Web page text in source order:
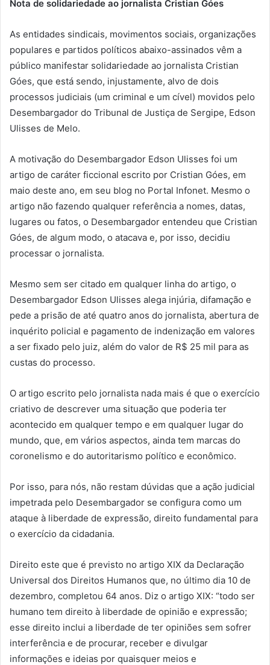
Nota de solidariedade ao jornalista Cristian Góes
As entidades sindicais, movimentos sociais, organizações
populares e partidos políticos abaixo-assinados vêm a
público manifestar solidariedade ao jornalista Cristian
Góes, que está sendo, injustamente, alvo de dois
processos judiciais (um criminal e um cível) movidos pelo
Desembargador do Tribunal de Justiça de Sergipe, Edson
Ulisses de Melo.
A motivação do Desembargador Edson Ulisses foi um
artigo de caráter ficcional escrito por Cristian Góes, em
maio deste ano, em seu blog no Portal Infonet. Mesmo o
artigo não fazendo qualquer referência a nomes, datas,
lugares ou fatos, o Desembargador entendeu que Cristian
Góes, de algum modo, o atacava e, por isso, decidiu
processar o jornalista.
Mesmo sem ser citado em qualquer linha do artigo, o
Desembargador Edson Ulisses alega injúria, difamação e
pede a prisão de até quatro anos do jornalista, abertura de
inquérito policial e pagamento de indenização em valores
a ser fixado pelo juiz, além do valor de R$ 25 mil para as
custas do processo.
O artigo escrito pelo jornalista nada mais é que o exercício
criativo de descrever uma situação que poderia ter
acontecido em qualquer tempo e em qualquer lugar do
mundo, que, em vários aspectos, ainda tem marcas do
coronelismo e do autoritarismo político e econômico.
Por isso, para nós, não restam dúvidas que a ação judicial
impetrada pelo Desembargador se configura como um
ataque à liberdade de expressão, direito fundamental para
o exercício da cidadania.
Direito este que é previsto no artigo XIX da Declaração
Universal dos Direitos Humanos que, no último dia 10 de
dezembro, completou 64 anos. Diz o artigo XIX: “todo ser
humano tem direito à liberdade de opinião e expressão;
esse direito inclui a liberdade de ter opiniões sem sofrer
interferência e de procurar, receber e divulgar
informações e ideias por quaisquer meios e